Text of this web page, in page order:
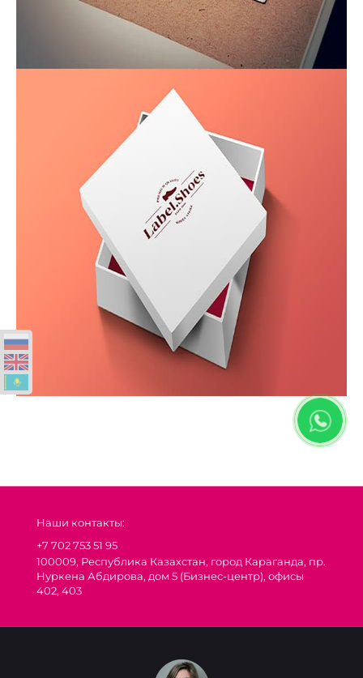
Наши контакты:
+7 702 753 51 95
100009, Республика Казахстан, город Караганда, пр.
Нуркена Абдирова, дом 5 (Бизнес-центр), офисы
402, 403